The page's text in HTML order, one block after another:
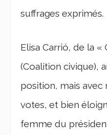
suffrages exprimés.
Elisa Carrió, de la «
(Coalition civique),
position, mais avec
votes, et bien
femme du